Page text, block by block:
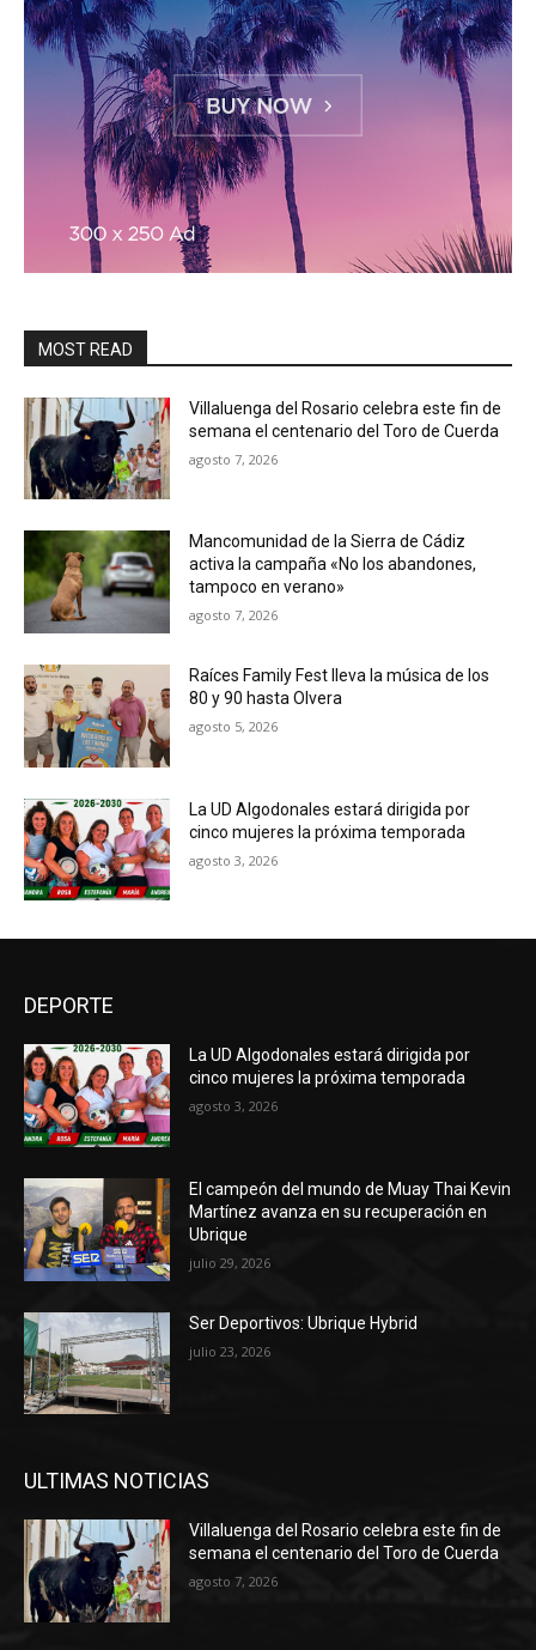
MOST READ
Villaluenga del Rosario celebra este fin de
semana el centenario del Toro de Cuerda
agosto 7, 2026
Mancomunidad de la Sierra de Cádiz
activa la campaña «No los abandones,
tampoco en verano»
agosto 7, 2026
Raíces Family Fest lleva la música de los
80 y 90 hasta Olvera
agosto 5, 2026
La UD Algodonales estará dirigida por
cinco mujeres la próxima temporada
agosto 3, 2026
DEPORTE
La UD Algodonales estará dirigida por
cinco mujeres la próxima temporada
agosto 3, 2026
El campeón del mundo de Muay Thai Kevin
Martínez avanza en su recuperación en
Ubrique
julio 29, 2026
Ser Deportivos: Ubrique Hybrid
julio 23, 2026
ULTIMAS NOTICIAS
Villaluenga del Rosario celebra este fin de
semana el centenario del Toro de Cuerda
agosto 7, 2026